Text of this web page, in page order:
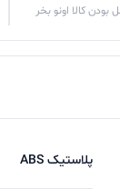
کالا اونو بخر
پلاستیک ABS